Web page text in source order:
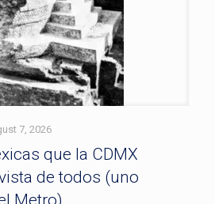
7, 2026
que la CDMX
de todos (uno
Metro)